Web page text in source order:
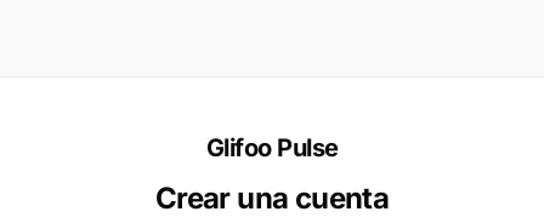
Glifoo Pulse
Crear una cuenta